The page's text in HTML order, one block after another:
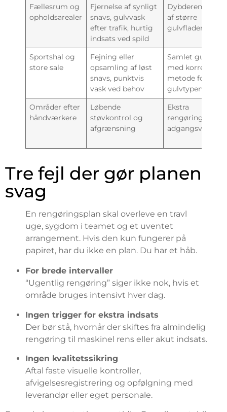
Fællesrum og
opholdsarealer
Fjernelse af synligt
snavs, gulvvask
efter trafik, hurtig
indsats ved spild
Dybderengøring
af større
gulvflader
Sportshal og
store sale
Fejning eller
opsamling af løst
snavs, punktvis
vask ved behov
Samlet gulvvask
med korrekt
metode for
gulvtypen
Områder efter
håndværkere
Løbende
støvkontrol og
afgrænsning
Ekstra
rengøring af
adgangsveje
Tre fejl der gør planen
svag
En rengøringsplan skal overleve en travl
uge, sygdom i teamet og et uventet
arrangement. Hvis den kun fungerer på
papiret, har du ikke en plan. Du har et håb.
For brede intervaller
“Ugentlig rengøring” siger ikke nok, hvis et
område bruges intensivt hver dag.
Ingen trigger for ekstra indsats
Der bør stå, hvornår der skiftes fra almindelig
rengøring til maskinel rens eller akut indsats.
Ingen kvalitetssikring
Aftal faste visuelle kontroller,
afvigelsesregistrering og opfølgning med
leverandør eller eget personale.